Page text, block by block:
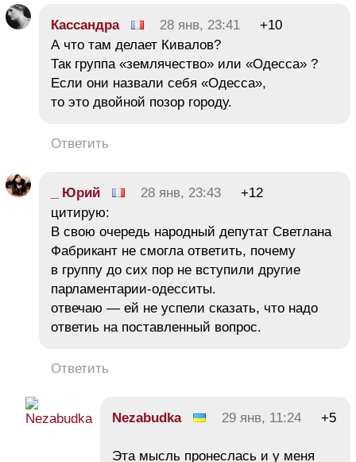
Кассандра 28 янв, 23:41
+10
А что там делает Кивалов?
Так группа «землячество» или «Одесса» ?
Если они назвали себя «Одесса»,
то это двойной позор городу.
Ответить
_ Юрий 28 янв, 23:43
+12
цитирую:
В свою очередь народный депутат Светлана
Фабрикант не смогла ответить, почему
в группу до сих пор не вступили другие
парламентарии-одесситы.
отвечаю — ей не успели сказать, что надо
ответиь на поставленный вопрос.
Ответить
Nezabudka 29 янв, 11:24 +5
Эта мысль пронеслась и у меня